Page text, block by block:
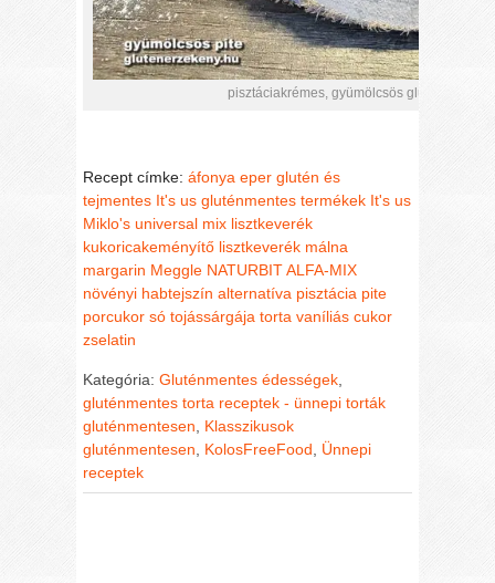
pisztáciakrémes, gyümölcsös gluténmentes
Recept címke:áfonya eper glutén és
tejmentes It's us gluténmentes termékek It's us
Miklo's universal mix lisztkeverék
kukoricakeményítő lisztkeverék málna
margarin Meggle NATURBIT ALFA-MIX
növényi habtejszín alternatíva pisztácia pite
porcukor só tojássárgája torta vaníliás cukor
zselatin
Kategória:Gluténmentes édességek
gluténmentes torta receptek - ünnepi torták
gluténmentesen
Klasszikusok
gluténmentesen
KolosFreeFood
Ünnepi
receptek